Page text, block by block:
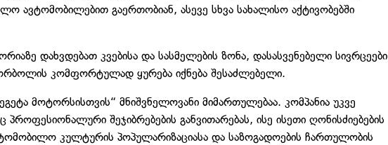
ავტომობილებით გაერთობიან, ასევე სხვა სახალისო აქტივობებში
დახვდებათ კვებისა და სასმელების ზონა, დასასვენებელი სივრცეები
კომფორტულად ყურება იქნება შესაძლებელი.
მოტორსისთვის“ მნიშვნელოვანი მიმართულებაა. კომპანია უკვე
შეჯიბრებების განვითარებას, ისე ისეთი ღონისძიებების
კულტურის პოპულარიზაციასა და საზოგადოების ჩართულობის